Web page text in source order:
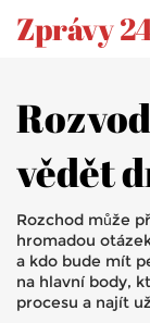
Zprávy
vědět
Rozchod může
hromadou
a kdo bude mít
na hlavní body,
procesu a najít